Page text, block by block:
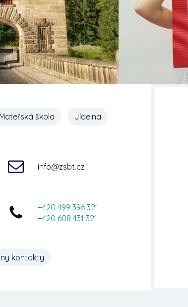
Mateřská škola Jídelna
info@zsbt.cz
+420 499 396 321
+420 608 431 321
kontakty